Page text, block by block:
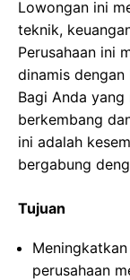
Lowongan ini
teknik,
Perusahaan ini
dinamis
Bagi Anda
berkembang
ini adalah
bergabung
Tujuan
perusahaan